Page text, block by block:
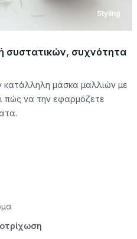
Styling
συστατικών, συχνότητα
κατάλληλη μάσκα μαλλιών με
πώς να την εφαρμόζετε